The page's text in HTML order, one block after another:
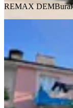
REMAX DEM
2+1